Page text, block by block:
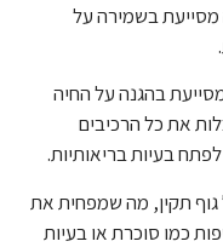
מסייעת בשמירה על
בהגנה על החיה
את כל הרכיבים
בעיות בריאותיות.
תקין, מה שמפחית את
כמו סוכרת או בעיות